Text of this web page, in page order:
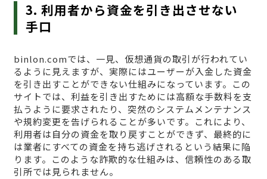
3. 利用者から資金を引き出させない
手口
binlon.comでは、一見、仮想通貨の取引が行われてい
るように見えますが、実際にはユーザーが入金した資金
を引き出すことができない仕組みになっています。この
サイトでは、利益を引き出すためには高額な手数料を支
払うように要求されたり、突然のシステムメンテナンス
や規約変更を告げられることが多いです。これにより、
利用者は自分の資金を取り戻すことができず、最終的に
は業者にすべての資金を持ち逃げされるという結果に陥
ります。このような詐欺的な仕組みは、信頼性のある取
引所では見られません。